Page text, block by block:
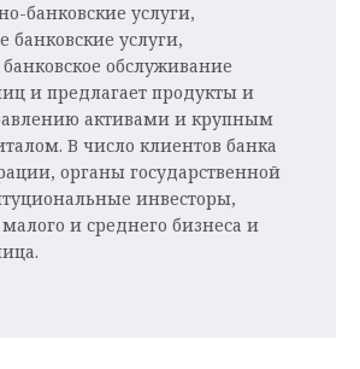
банковские услуги,
банковские услуги,
обслуживание
и предлагает продукты и
активами и крупным
В число клиентов банка
органы государственной
инвесторы,
и среднего бизнеса и